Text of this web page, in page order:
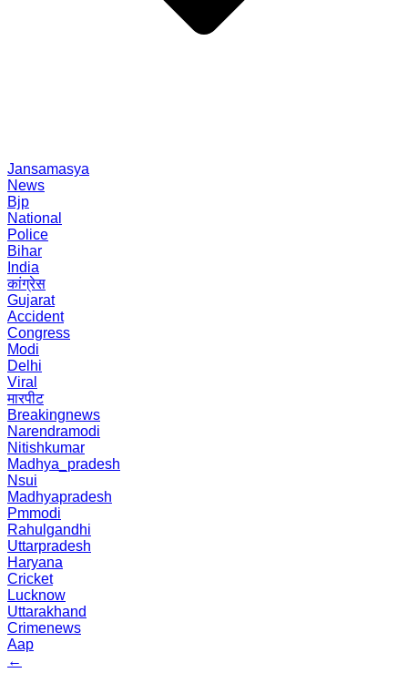
Jansamasya
News
Bjp
National
Police
Bihar
India
कांग्रेस
Gujarat
Accident
Congress
Modi
Delhi
Viral
मारपीट
Breakingnews
Narendramodi
Nitishkumar
Madhya_pradesh
Nsui
Madhyapradesh
Pmmodi
Rahulgandhi
Uttarpradesh
Haryana
Cricket
Lucknow
Uttarakhand
Crimenews
Aap
←